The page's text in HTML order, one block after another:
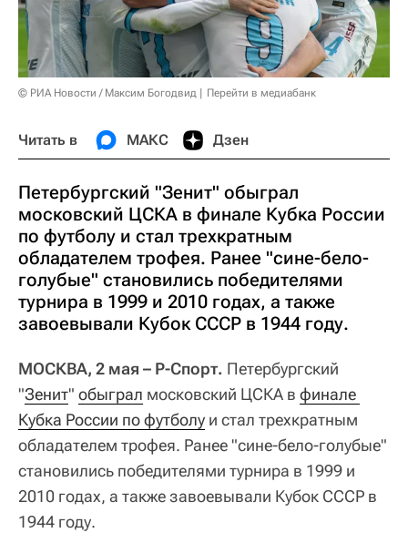
© РИА Новости / Максим Богодвид Перейти в медиабанк
Читать в МАКС Дзен
Петербургский "Зенит" обыграл
московский ЦСКА в финале Кубка России
по футболу и стал трехкратным
обладателем трофея. Ранее "сине-бело-
голубые" становились победителями
турнира в 1999 и 2010 годах, а также
завоевывали Кубок СССР в 1944 году.
МОСКВА, 2 мая – Р-Спорт. Петербургский
"Зенит" обыграл московский ЦСКА в финале
Кубка России по футболу и стал трехкратным
обладателем трофея. Ранее "сине-бело-голубые"
становились победителями турнира в 1999 и
2010 годах, а также завоевывали Кубок СССР в
1944 году.